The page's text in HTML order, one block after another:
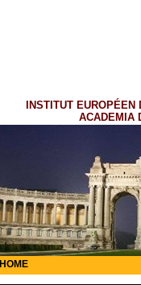
INSTITUT EUROPÉEN
ACADEMIA
HOME